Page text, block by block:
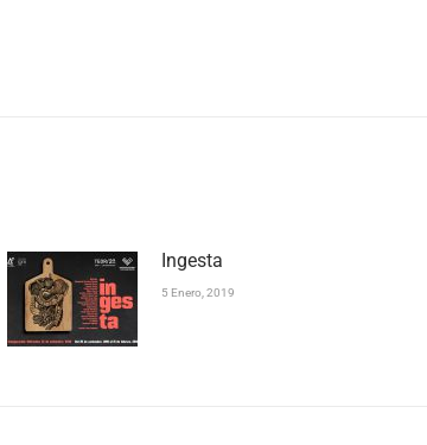
Ingesta
5 Enero, 2019